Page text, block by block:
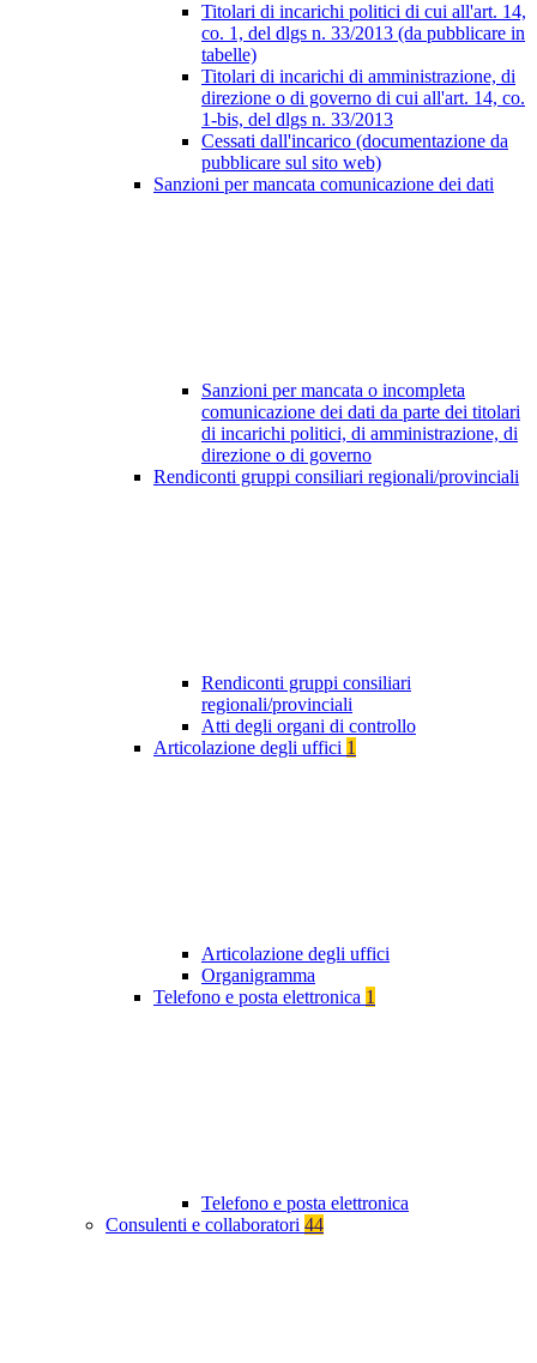
Titolari di incarichi politici di cui all'art. 14,
co. 1, del dlgs n. 33/2013 (da pubblicare in
tabelle)
Titolari di incarichi di amministrazione, di
direzione o di governo di cui all'art. 14, co.
1-bis, del dlgs n. 33/2013
Cessati dall'incarico (documentazione da
pubblicare sul sito web)
Sanzioni per mancata comunicazione dei dati
Sanzioni per mancata o incompleta
comunicazione dei dati da parte dei titolari
di incarichi politici, di amministrazione, di
direzione o di governo
Rendiconti gruppi consiliari regionali/provinciali
Rendiconti gruppi consiliari
regionali/provinciali
Atti degli organi di controllo
Articolazione degli uffici 1
Articolazione degli uffici
Organigramma
Telefono e posta elettronica 1
Telefono e posta elettronica
Consulenti e collaboratori 44